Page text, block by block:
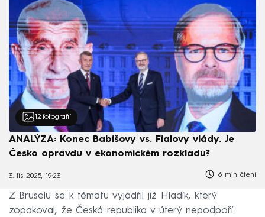
12 fotografií
ANALÝZA: Konec Babišovy vs. Fialovy vlády. Je
Česko opravdu v ekonomickém rozkladu?
3. lis 2025, 19:23 6 min čtení
Z Bruselu se k tématu vyjádřil již Hladík, který
zopakoval, že Česká republika v úterý nepodpoří